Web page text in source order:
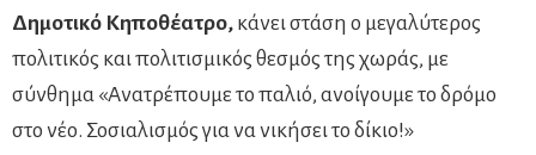
Δημοτικό Κηποθέατρο, κάνει στάση ο μεγαλύτερος
πολιτικός και πολιτισμικός θεσμός της χωράς, με
σύνθημα «Ανατρέπουμε το παλιό, ανοίγουμε το δρόμο
στο νέο. Σοσιαλισμός για να νικήσει το δίκιο!»